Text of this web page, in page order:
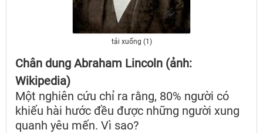
tải xuống (1)
Chân dung Abraham Lincoln (ảnh:
Wikipedia)
Một nghiên cứu chỉ ra rằng, 80% người có
khiếu hài hước đều được những người xung
quanh yêu mến. Vì sao?